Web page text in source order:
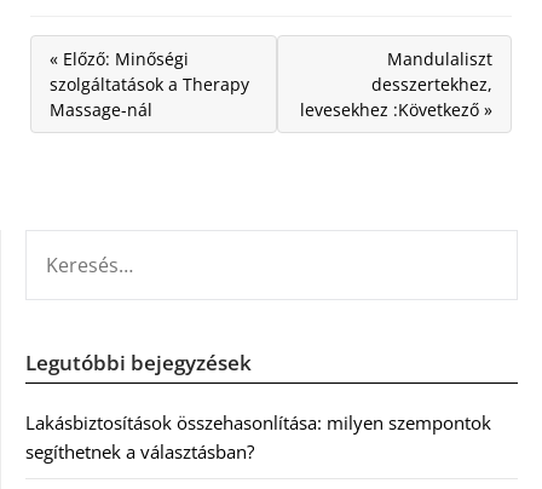
« Előző: Minőségi
szolgáltatások a Therapy
Massage-nál
Mandulaliszt
desszertekhez,
levesekhez :Következő »
Legutóbbi bejegyzések
Lakásbiztosítások összehasonlítása: milyen szempontok
segíthetnek a választásban?